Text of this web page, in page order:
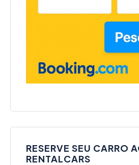
RESERVE SEU CARRO
RENTALCARS